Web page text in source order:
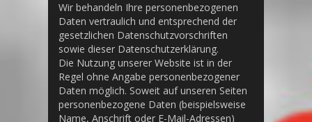
Wir behandeln Ihre personenbezogenen
Daten vertraulich und entsprechend der
gesetzlichen Datenschutzvorschriften
sowie dieser Datenschutzerklärung.
Die Nutzung unserer Website ist in der
Regel ohne Angabe personenbezogener
Daten möglich. Soweit auf unseren Seiten
personenbezogene Daten (beispielsweise
Name, Anschrift oder E-Mail-Adressen)